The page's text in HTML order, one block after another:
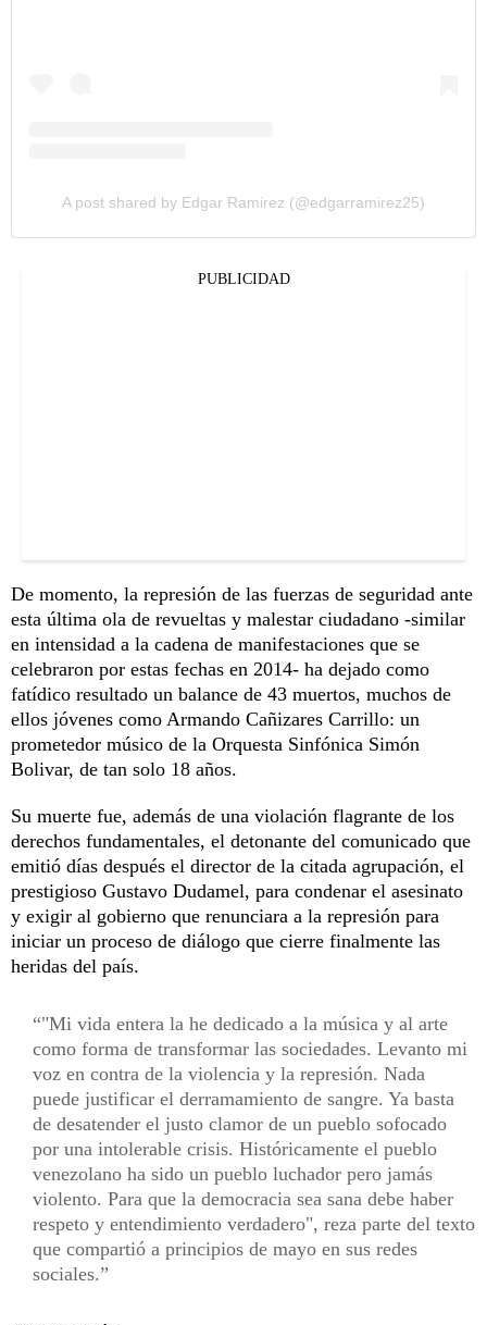
A post shared by Edgar Ramirez (@edgarramirez25)
PUBLICIDAD
De momento, la represión de las fuerzas de seguridad ante
esta última ola de revueltas y malestar ciudadano -similar
en intensidad a la cadena de manifestaciones que se
celebraron por estas fechas en 2014- ha dejado como
fatídico resultado un balance de 43 muertos, muchos de
ellos jóvenes como Armando Cañizares Carrillo: un
prometedor músico de la Orquesta Sinfónica Simón
Bolivar, de tan solo 18 años.
Su muerte fue, además de una violación flagrante de los
derechos fundamentales, el detonante del comunicado que
emitió días después el director de la citada agrupación, el
prestigioso Gustavo Dudamel, para condenar el asesinato
y exigir al gobierno que renunciara a la represión para
iniciar un proceso de diálogo que cierre finalmente las
heridas del país.
"Mi vida entera la he dedicado a la música y al arte
como forma de transformar las sociedades. Levanto mi
voz en contra de la violencia y la represión. Nada
puede justificar el derramamiento de sangre. Ya basta
de desatender el justo clamor de un pueblo sofocado
por una intolerable crisis. Históricamente el pueblo
venezolano ha sido un pueblo luchador pero jamás
violento. Para que la democracia sea sana debe haber
respeto y entendimiento verdadero", reza parte del texto
que compartió a principios de mayo en sus redes
sociales.